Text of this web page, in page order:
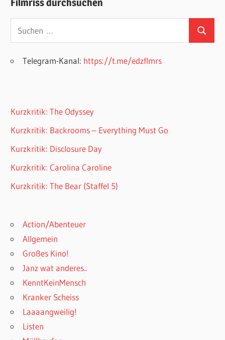
Filmriss durchsuchen
Suchen
nach:
Suchen
Telegram-Kanal: https://t.me/edzflmrs
Kurzkritik: The Odyssey
Kurzkritik: Backrooms – Everything Must Go
Kurzkritik: Disclosure Day
Kurzkritik: Carolina Caroline
Kurzkritik: The Bear (Staffel 5)
Action/Abenteuer
Allgemein
Großes Kino!
Janz wat anderes..
KenntKeinMensch
Kranker Scheiss
Laaaangweilig!
Listen